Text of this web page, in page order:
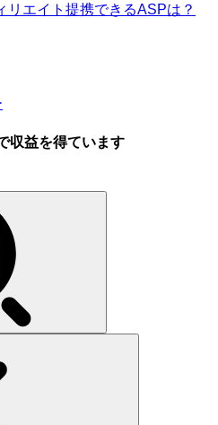
リエイト提携できるASPは？
収益を得ています